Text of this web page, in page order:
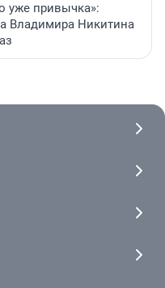
уже привычка»:
Владимира Никитина